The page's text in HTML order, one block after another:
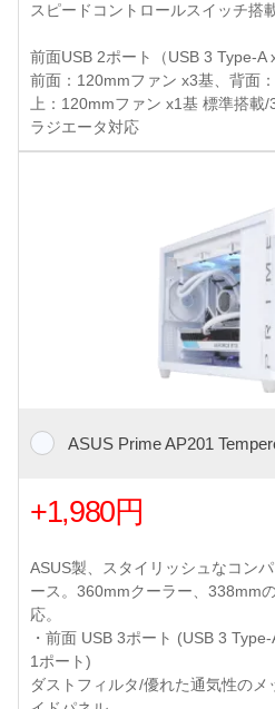
スピードコントロールスイッチ搭
前面USB 2ポート（USB 3 Type-A
前面：120mmファン x3基、背面
上：120mmファン x1基 標準搭
ラジエータ対応
ASUS Prime AP201
+1,980円
ASUS製、スタイリッシュなコン
ース。360mmクーラー、338mm
応。
・前面 USB 3ポート (USB 3
1ポート)
ダストフィルタ/優れた通気性の